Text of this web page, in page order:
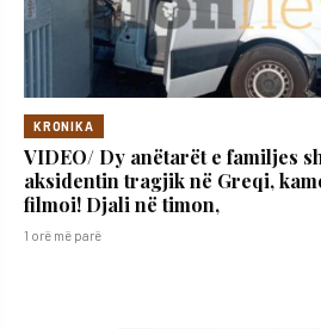
KRONIKA
VIDEO/ Dy anëtarët e familjes
aksidentin tragjik në Greqi,
filmoi! Djali në timon,
1 orë më parë